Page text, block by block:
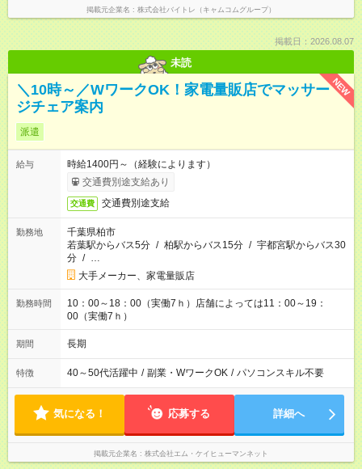
掲載元企業名 株式会社バイトレ（キャムコムグループ）
掲載日：2026.08.07
未読
NEW
＼10時～／WワークOK！家電量販店でマッサー
ジチェア案内
派遣
給与
時給1400円～（経験によります）
交通費別途支給あり
交通費 交通費別途支給
勤務地
千葉県柏市
若葉駅からバス5分 / 柏駅からバス15分 / 宇都宮駅からバス30
分 / …
大手メーカー、家電量販店
勤務時間
10：00～18：00（実働7ｈ）店舗によっては11：00～19：
00（実働7ｈ）
期間 長期
特徴 40～50代活躍中 / 副業・WワークOK / パソコンスキル不要
気になる！ 応募する 詳細へ
掲載元企業名 株式会社エム・ケイヒューマンネット